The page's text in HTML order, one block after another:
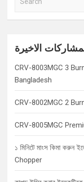
a
c
الاخيرة
CRV-8003MGC 3
Bangladesh
CRV-8002MGC 2
CRV-8005MGC
১ মিনিটে মাংস কিমা
Chopper